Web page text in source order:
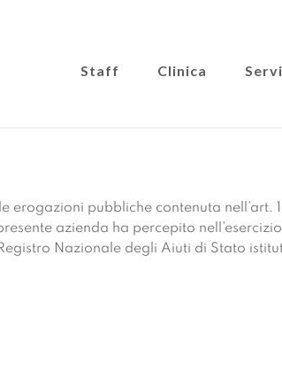
Staff Clinica
erogazioni pubbliche contenuta nell’art.
azienda ha percepito
Nazionale degli Aiuti di Stato